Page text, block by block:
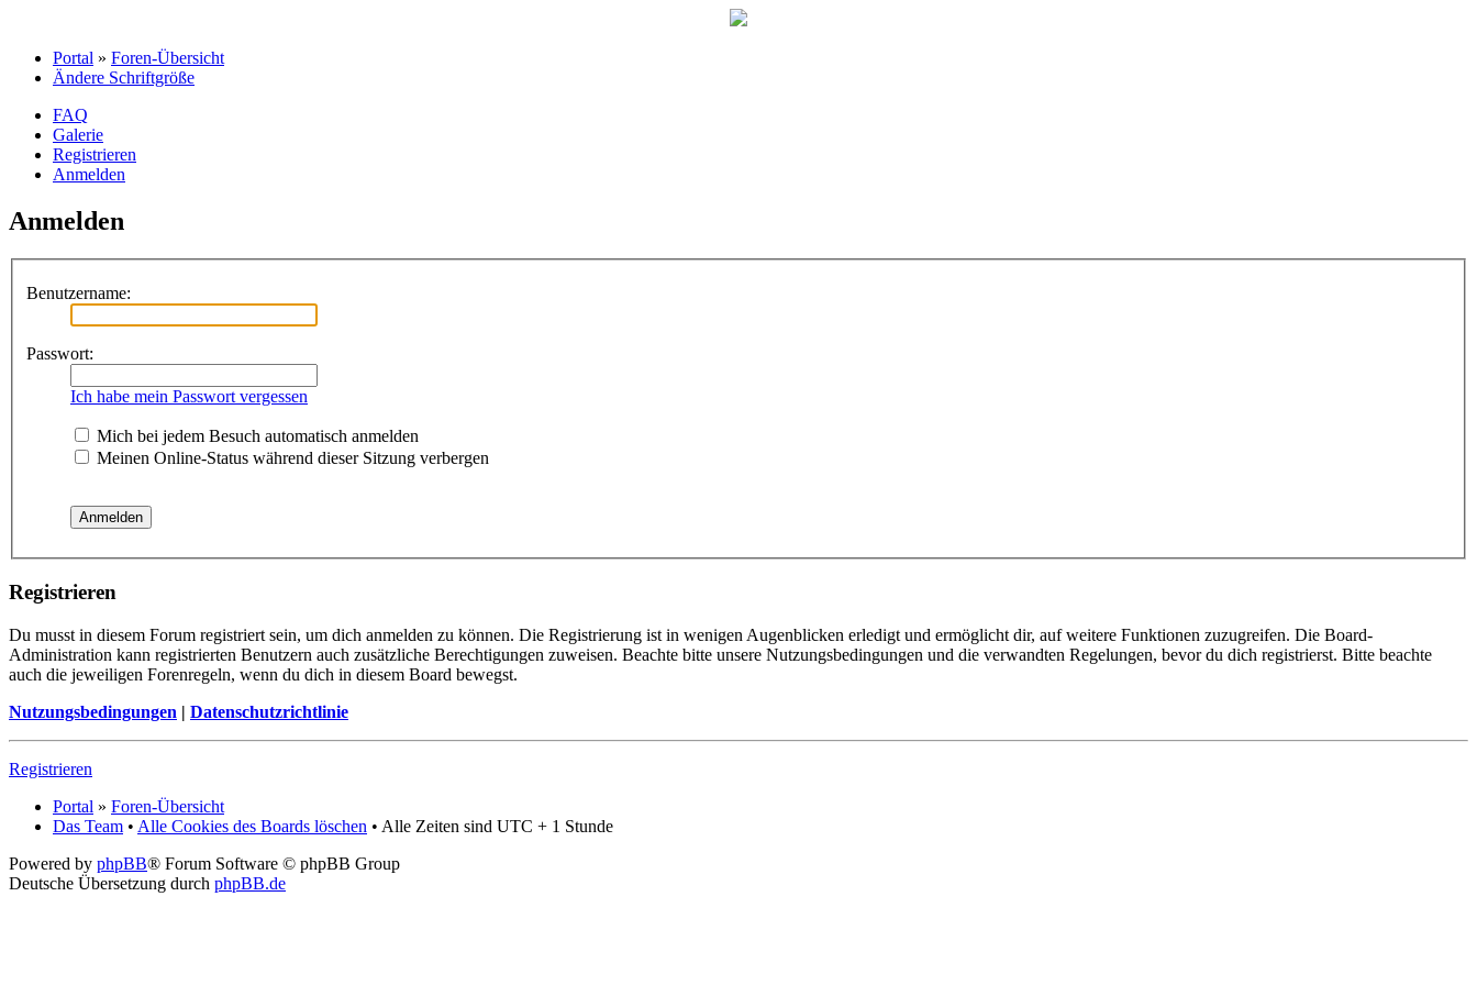
Portal » Foren-Übersicht
Ändere Schriftgröße
FAQ
Galerie
Registrieren
Anmelden
Anmelden
Benutzername:
Passwort:
Ich habe mein Passwort vergessen
Mich bei jedem Besuch automatisch anmelden
Meinen Online-Status während dieser Sitzung verbergen
Registrieren
Du musst in diesem Forum registriert sein, um dich anmelden zu können. Die Registrierung ist in wenigen Augenblicken erledigt und ermöglicht dir, auf weitere Funktionen zuzugreifen. Die Board-
Administration kann registrierten Benutzern auch zusätzliche Berechtigungen zuweisen. Beachte bitte unsere Nutzungsbedingungen und die verwandten Regelungen, bevor du dich registrierst. Bitte beachte
auch die jeweiligen Forenregeln, wenn du dich in diesem Board bewegst.
Nutzungsbedingungen | Datenschutzrichtlinie
Registrieren
Portal » Foren-Übersicht
Das Team • Alle Cookies des Boards löschen • Alle Zeiten sind UTC + 1 Stunde
Powered by phpBB® Forum Software © phpBB Group
Deutsche Übersetzung durch phpBB.de